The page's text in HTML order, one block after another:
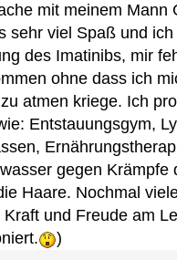
mit meinem Mann
sehr viel Spaß und
des Imatinibs, mir
ohne dass ich
atmen kriege. Ich
Entstauungsgym,
gegen
Haare. Nochmal
und Freude am
)